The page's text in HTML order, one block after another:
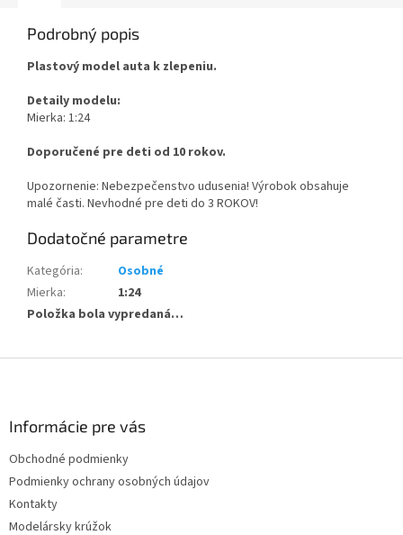
Podrobný popis
Plastový model auta k zlepeniu.
Detaily modelu:
Mierka: 1:24
Doporučené pre deti od 10 rokov.
Upozornenie: Nebezpečenstvo udusenia! Výrobok obsahuje
malé časti. Nevhodné pre deti do 3 ROKOV!
Dodatočné parametre
Kategória:
Osobné
Mierka:
1:24
Položka bola vypredaná…
Informácie pre vás
Obchodné podmienky
Podmienky ochrany osobných údajov
Kontakty
Modelársky krúžok